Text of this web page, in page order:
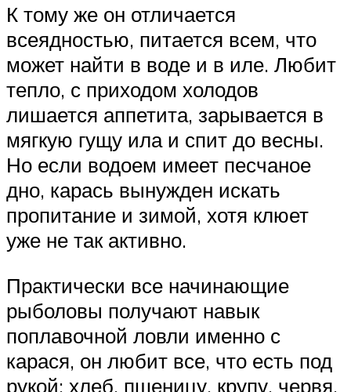
К тому же он отличается
всеядностью, питается всем, что
может найти в воде и в иле. Любит
тепло, с приходом холодов
лишается аппетита, зарывается в
мягкую гущу ила и спит до весны.
Но если водоем имеет песчаное
дно, карась вынужден искать
пропитание и зимой, хотя клюет
уже не так активно.
Практически все начинающие
рыболовы получают навык
поплавочной ловли именно с
карася, он любит все, что есть под
рукой: хлеб, пшеницу, крупу, червя,